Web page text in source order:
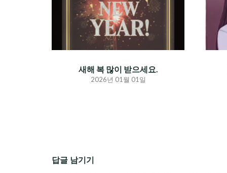
새해 복 많이 받으세요.
2026년 01월 01일
답글 남기기